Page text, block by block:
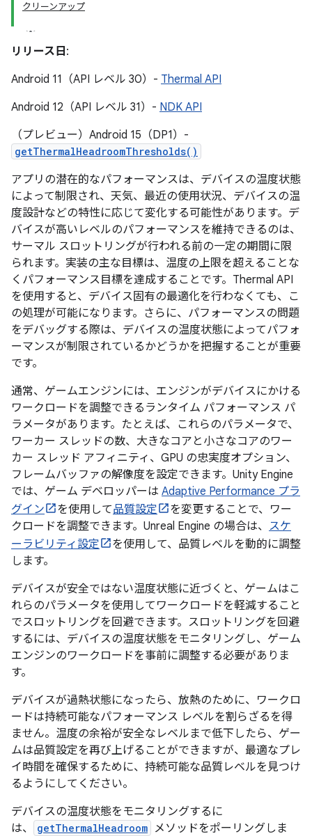
クリーンアップ
リリース日 :
Android 11（API レベル 30）- Thermal API
Android 12（API レベル 31）- NDK API
（プレビュー）Android 15（DP1）-
getThermalHeadroomThresholds()
アプリの潜在的なパフォーマンスは、デバイスの温度状態
によって制限され、天気、最近の使用状況、デバイスの温
度設計などの特性に応じて変化する可能性があります。デ
バイスが高いレベルのパフォーマンスを維持できるのは、
サーマル スロットリングが行われる前の一定の期間に限
られます。実装の主な目標は、温度の上限を超えることな
くパフォーマンス目標を達成することです。Thermal API
を使用すると、デバイス固有の最適化を行わなくても、こ
の処理が可能になります。さらに、パフォーマンスの問題
をデバッグする際は、デバイスの温度状態によってパフォ
ーマンスが制限されているかどうかを把握することが重要
です。
通常、ゲームエンジンには、エンジンがデバイスにかける
ワークロードを調整できるランタイム パフォーマンス パ
ラメータがあります。たとえば、これらのパラメータで、
ワーカー スレッドの数、大きなコアと小さなコアのワー
カー スレッド アフィニティ、GPU の忠実度オプション、
フレームバッファの解像度を設定できます。Unity Engine
では、ゲーム デベロッパーは Adaptive Performance プラ
グイン
を使用して品質設定
を変更することで、ワー
クロードを調整できます。Unreal Engine の場合は、 スケ
ーラビリティ設定
を使用して、品質レベルを動的に調整
します。
デバイスが安全ではない温度状態に近づくと、ゲームはこ
れらのパラメータを使用してワークロードを軽減すること
でスロットリングを回避できます。スロットリングを回避
するには、デバイスの温度状態をモニタリングし、ゲーム
エンジンのワークロードを事前に調整する必要がありま
す。
デバイスが過熱状態になったら、放熱のために、ワークロ
ードは持続可能なパフォーマンス レベルを割らざるを得
ません。温度の余裕が安全なレベルまで低下したら、ゲー
ムは品質設定を再び上げることができますが、最適なプレ
イ時間を確保するために、持続可能な品質レベルを見つけ
るようにしてください。
デバイスの温度状態をモニタリングするに
は、
getThermalHeadroom メソッドをポーリングしま